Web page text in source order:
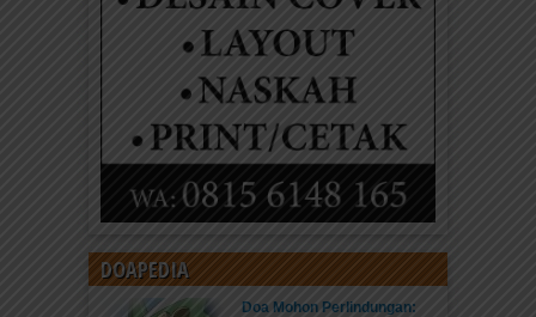
DOAPEDIA
Doa Mohon Perlindungan: